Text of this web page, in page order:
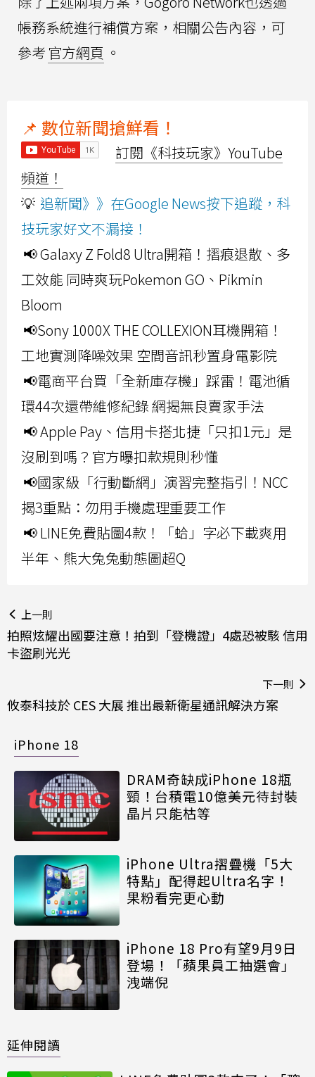
帳務系統進行補償方案，相關公告內容，可
參考 官方網頁 。
📌 數位新聞搶鮮看！
訂閱《科技玩家》YouTube
頻道！
💡 追新聞》》在Google News按下追蹤，科
技玩家好文不漏接！
📢 Galaxy Z Fold8 Ultra開箱！摺痕退散、多
工效能 同時爽玩Pokemon GO、Pikmin
Bloom
📢Sony 1000X THE COLLEXION耳機開箱！
工地實測降噪效果 空間音訊秒置身電影院
📢電商平台買「全新庫存機」踩雷！電池循
環44次還帶維修紀錄 網揭無良賣家手法
📢 Apple Pay、信用卡搭北捷「只扣1元」是
沒刷到嗎？官方曝扣款規則秒懂
📢國家級「行動斷網」演習完整指引！NCC
揭3重點：勿用手機處理重要工作
📢 LINE免費貼圖4款！「蛤」字必下載爽用
半年、熊大兔兔動態圖超Q
上一則
拍照炫耀出國要注意！拍到「登機證」4處恐被駭 信用
卡盜刷光光
下一則
攸泰科技於 CES 大展 推出最新衛星通訊解決方案
iPhone 18
DRAM奇缺成iPhone 18瓶
頸！台積電10億美元待封裝
晶片只能枯等
iPhone Ultra摺疊機「5大
特點」配得起Ultra名字！
果粉看完更心動
iPhone 18 Pro有望9月9日
登場！「蘋果員工抽選會」
洩端倪
延伸閱讀